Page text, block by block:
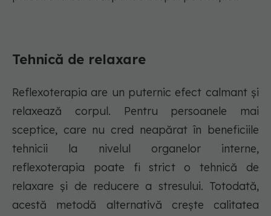
Tehnică de relaxare
Reflexoterapia are un puternic efect calmant și
relaxează corpul. Pentru persoanele mai
sceptice, care nu cred neapărat în beneficiile
tehnicii la nivelul organelor interne,
reflexoterapia poate fi strict o tehnică de
relaxare și de reducere a stresului. Totodată,
acestă metodă alternativă crește calitatea